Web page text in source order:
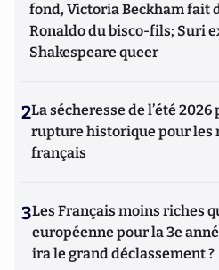
fond, Victoria Beckham fait
Ronaldo du bisco-fils; Suri
Shakespeare queer
2La sécheresse de l’été
rupture historique pour les
français
3Les Français moins riches
européenne pour la 3e
ira le grand déclassement ?